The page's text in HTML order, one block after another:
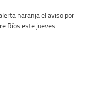
naranja el aviso por
Ríos este jueves